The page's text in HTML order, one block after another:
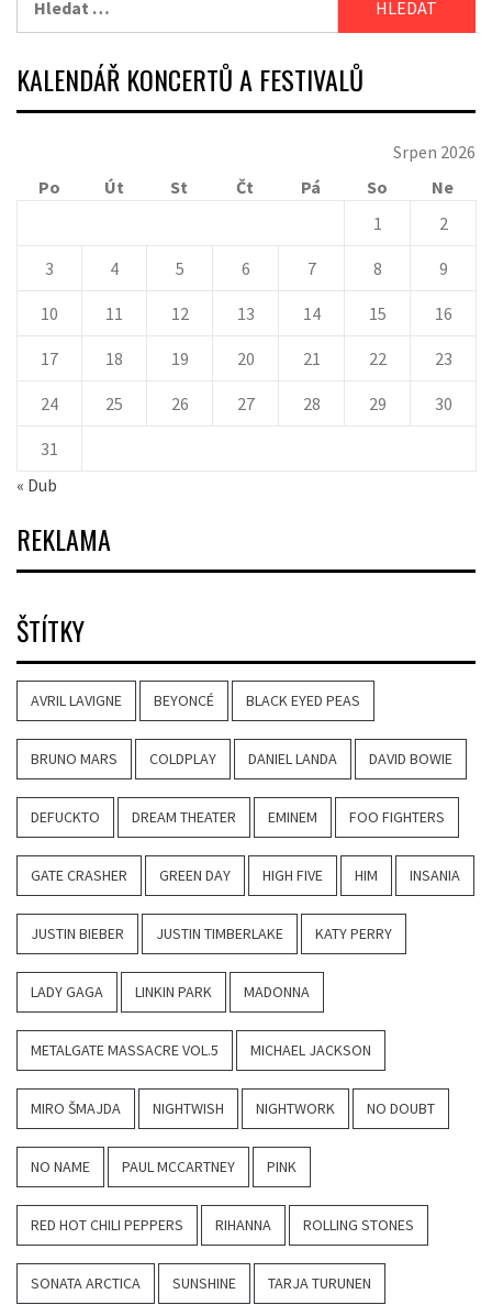
KALENDÁŘ KONCERTŮ A FESTIVALŮ
Srpen 2026
Po
Út St Čt Pá So
Ne
1
2
3 4 5 6 7 8 9
10 11 12 13 14 15 16
17 18 19 20 21 22 23
24 25 26 27 28 29 30
31
« Dub
REKLAMA
ŠTÍTKY
AVRIL LAVIGNE BEYONCÉ BLACK EYED PEAS
BRUNO MARS COLDPLAY DANIEL LANDA DAVID BOWIE
DEFUCKTO DREAM THEATER EMINEM FOO FIGHTERS
GATE CRASHER GREEN DAY HIGH FIVE HIM INSANIA
JUSTIN BIEBER JUSTIN TIMBERLAKE KATY PERRY
LADY GAGA LINKIN PARK MADONNA
METALGATE MASSACRE VOL.5 MICHAEL JACKSON
MIRO ŠMAJDA NIGHTWISH NIGHTWORK NO DOUBT
NO NAME PAUL MCCARTNEY PINK
RED HOT CHILI PEPPERS RIHANNA ROLLING STONES
SONATA ARCTICA SUNSHINE TARJA TURUNEN